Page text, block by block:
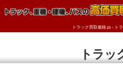
トラック買取価格.jp - ト
トラ